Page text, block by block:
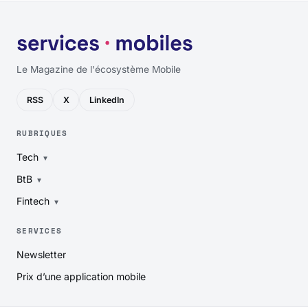
Le Magazine de l'écosystème Mobile
RSS X LinkedIn
RUBRIQUES
Tech
BtB
Fintech
SERVICES
Newsletter
Prix d’une application mobile